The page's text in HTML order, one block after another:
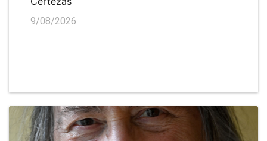
9/08/2026